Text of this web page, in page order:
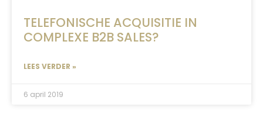
TELEFONISCHE ACQUISITIE IN
COMPLEXE B2B SALES?
LEES VERDER »
6 april 2019